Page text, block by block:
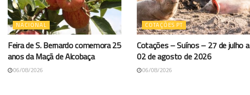
NACIONAL
Feira de S. Bernardo comemora 25
anos da Maçã de Alcobaça
06/08/2026
COTAÇÕES PT
Cotações – Suínos – 27 de julho a
02 de agosto de 2026
06/08/2026